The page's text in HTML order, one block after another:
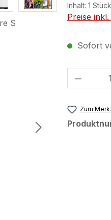
Inhalt: 1 Stück
Preise
Sofort
Zum